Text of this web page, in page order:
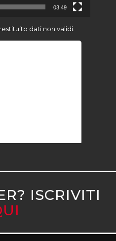
03:49
dati non validi.
ISCRIVITI